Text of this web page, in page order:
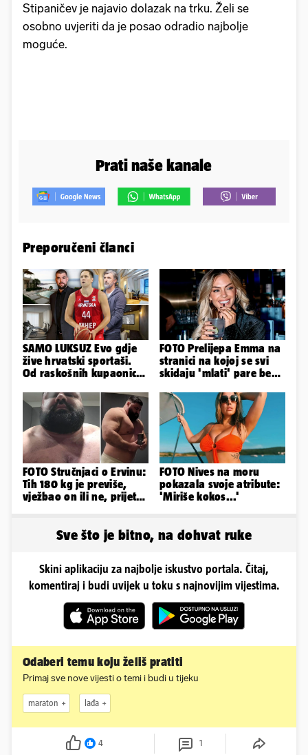
Stipaničev je najavio dolazak na trku. Želi se
osobno uvjeriti da je posao odradio najbolje
moguće.
Prati naše kanale
Preporučeni članci
SAMO LUKSUZ Evo gdje
žive hrvatski sportaši.
Od raskošnih kupaonica
FOTO Prelijepa Emma na
stranici na kojoj se svi
skidaju 'mlati' pare bez
FOTO Stručnjaci o Ervinu:
Tih 180 kg je previše,
vježbao on ili ne, prijete
FOTO Nives na moru
pokazala svoje atribute:
'Miriše kokos...'
Sve što je bitno, na dohvat ruke
Skini aplikaciju za najbolje iskustvo portala. Čitaj,
komentiraj i budi uvijek u toku s najnovijim vijestima.
Odaberi temu koju želiš pratiti
Primaj sve nove vijesti o temi i budi u tijeku
maraton lađa
4 1